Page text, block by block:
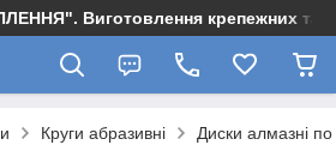
Виготовлення крепежних та
Круги абразивні Диски алмазні